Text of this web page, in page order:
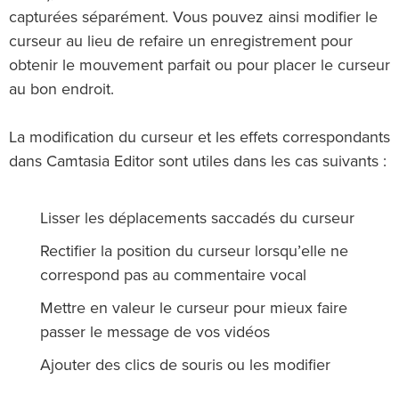
capturées séparément. Vous pouvez ainsi modifier le
curseur au lieu de refaire un enregistrement pour
obtenir le mouvement parfait ou pour placer le curseur
au bon endroit.
La modification du curseur et les effets correspondants
dans Camtasia Editor sont utiles dans les cas suivants :
Lisser les déplacements saccadés du curseur
Rectifier la position du curseur lorsqu’elle ne
correspond pas au commentaire vocal
Mettre en valeur le curseur pour mieux faire
passer le message de vos vidéos
Ajouter des clics de souris ou les modifier